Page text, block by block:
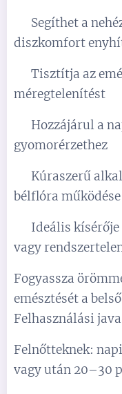
✅ Segíthet a
diszkomfort
✅ Tisztítja az
méregtelenítést
✅ Hozzájárul a
gyomorérzethez
✅ Kúraszerű
bélflóra
✅ Ideális
vagy
Fogyassza
emésztését a
Felhasználási
Felnőtteknek:
vagy után 20–30